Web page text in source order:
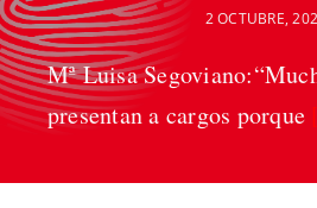
2 OCTUBRE,
Mª Luisa
presentan a cargos porque